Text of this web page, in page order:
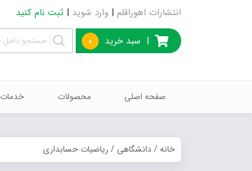
انتشارات اهوراقلم | وارد شوید | ثبت نام کنید
| سبد خرید 0
صفحه اصلی محصولات خدمات
خانه/دانشگاهی / ریاضیات حسابداری